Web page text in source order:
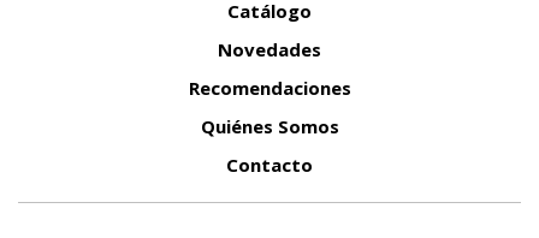
Catálogo
Novedades
Recomendaciones
Quiénes Somos
Contacto